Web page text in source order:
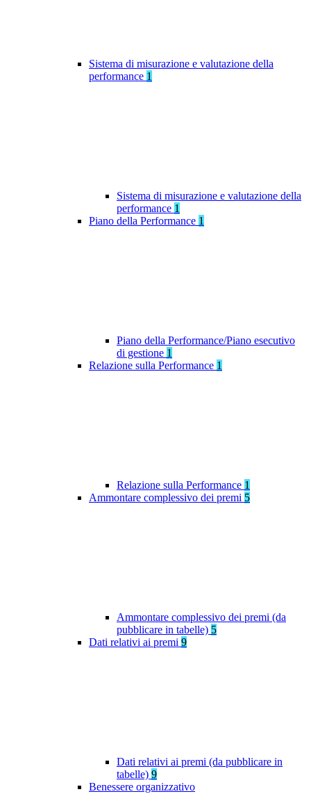
Sistema di misurazione e valutazione della
performance 1
Sistema di misurazione e valutazione della
performance 1
Piano della Performance 1
Piano della Performance/Piano esecutivo
di gestione 1
Relazione sulla Performance 1
Relazione sulla Performance 1
Ammontare complessivo dei premi 5
Ammontare complessivo dei premi (da
pubblicare in tabelle) 5
Dati relativi ai premi 9
Dati relativi ai premi (da pubblicare in
tabelle) 9
Benessere organizzativo